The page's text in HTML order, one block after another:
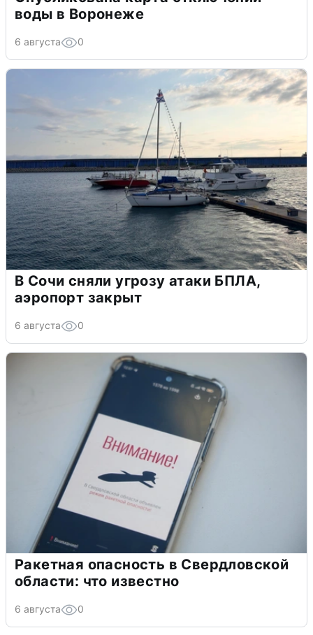
воды в Воронеже
6 августа 0
В Сочи сняли угрозу атаки БПЛА,
аэропорт закрыт
6 августа 0
Ракетная опасность в Свердловской
области: что известно
6 августа 0